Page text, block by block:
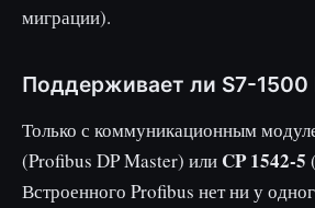
миграции).
Поддерживает ли S7-1500
Только с коммуникационным
(Profibus DP Master) или CP 1542-5
Встроенного Profibus нет ни у